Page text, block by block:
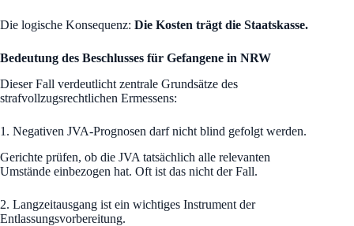
Die logische Konsequenz: Die Kosten trägt die Staatskasse.
Bedeutung des Beschlusses für Gefangene in NRW
Dieser Fall verdeutlicht zentrale Grundsätze des
strafvollzugsrechtlichen Ermessens:
1. Negativen JVA-Prognosen darf nicht blind gefolgt werden.
Gerichte prüfen, ob die JVA tatsächlich alle relevanten
Umstände einbezogen hat. Oft ist das nicht der Fall.
2. Langzeitausgang ist ein wichtiges Instrument der
Entlassungsvorbereitung.